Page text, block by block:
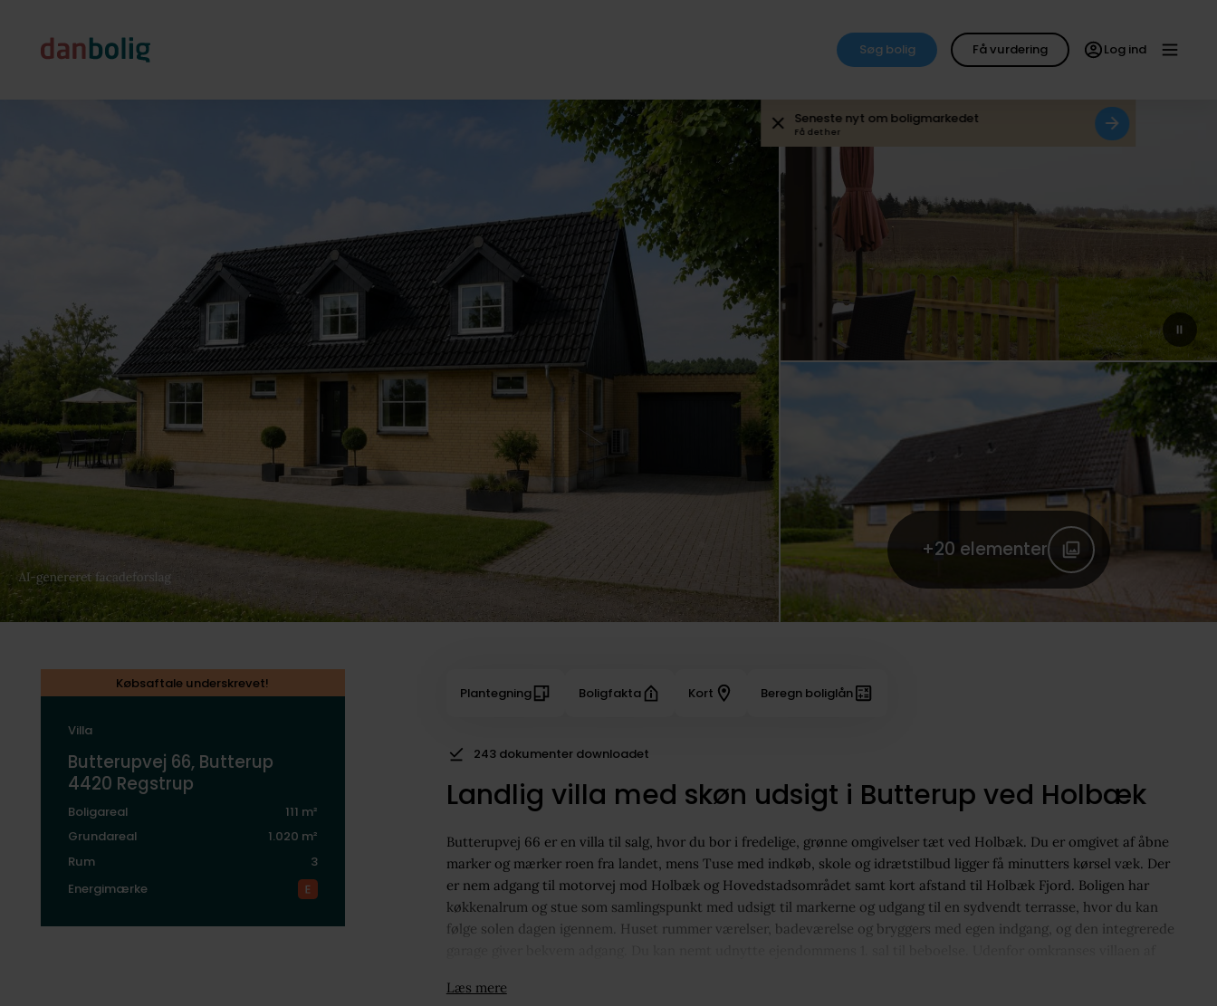
Søg bolig Få vurdering Log ind
Seneste nyt om boligmarkedet
Få det her
+20 elementer
Købsaftale underskrevet!
Villa
Butterupvej 66, Butterup
4420 Regstrup
Boligareal
111 m²
Grundareal
1.020 m²
Rum
3
Energimærke
Plantegning Boligfakta Kort Beregn boliglån
243 dokumenter downloadet
Landlig villa med skøn udsigt i Butterup ved Holbæk
Butterupvej 66 er en villa til salg, hvor du bor i fredelige, grønne omgivelser tæt ved Holbæk. Du er omgivet af åbne
marker og mærker roen fra landet, mens Tuse med indkøb, skole og idrætstilbud ligger få minutters kørsel væk. Der
er nem adgang til motorvej mod Holbæk og Hovedstadsområdet samt kort afstand til Holbæk Fjord. Boligen har
køkkenalrum og stue som samlingspunkt med udsigt til markerne og udgang til en sydvendt terrasse, hvor du kan
følge solen dagen igennem. Huset rummer værelser, badeværelse og bryggers med egen indgang, og den integrerede
kultur og havnemiljø.
Læs mere